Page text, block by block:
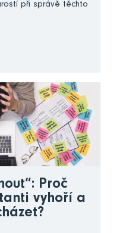
při správě těchto
Proč
vyhoří a